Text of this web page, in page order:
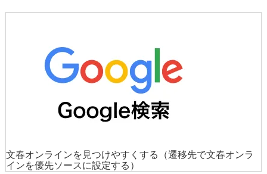
文春オンラインを見つけやすくする
（遷移先で文春オンラ
インを優先ソースに設定する）